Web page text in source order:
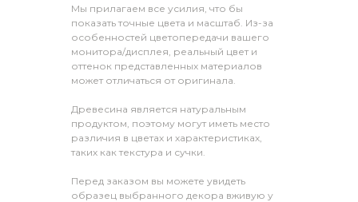
Мы прилагаем все усилия, что бы
показать точные цвета и масштаб. Из-за
особенностей цветопередачи вашего
монитора/дисплея, реальный цвет и
оттенок представленных материалов
может отличаться от оригинала.
Древесина является натуральным
продуктом, поэтому могут иметь место
различия в цветах и характеристиках,
таких как текстура и сучки.
Перед заказом вы можете увидеть
образец выбранного декора вживую у